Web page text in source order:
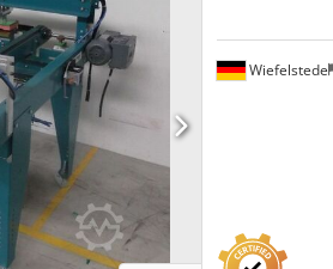
Wiefelstede